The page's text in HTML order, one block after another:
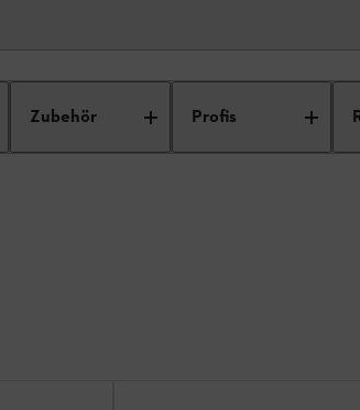
Zubehör Profis